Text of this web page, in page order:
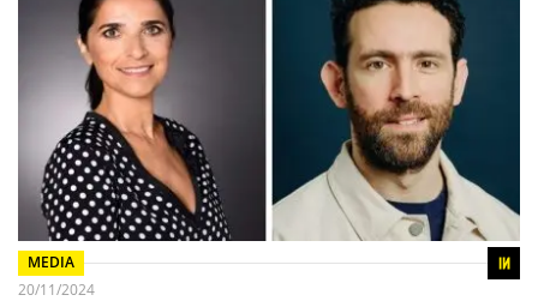
MEDIA
20/11/2024